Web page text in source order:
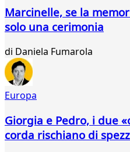
Marcinelle, se la
solo una cerimonia
di Daniela Fumarola
Europa
Giorgia e Pedro, i due
corda rischiano di